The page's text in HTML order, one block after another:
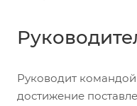
Руководит командой
достижение